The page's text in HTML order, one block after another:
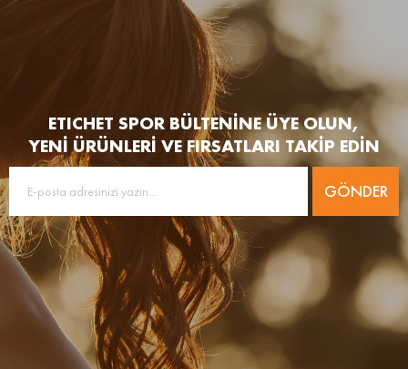
ETICHET SPOR BÜLTENİNE ÜYE OLUN,
YENİ ÜRÜNLERİ VE FIRSATLARI TAKİP EDİN
GÖNDER